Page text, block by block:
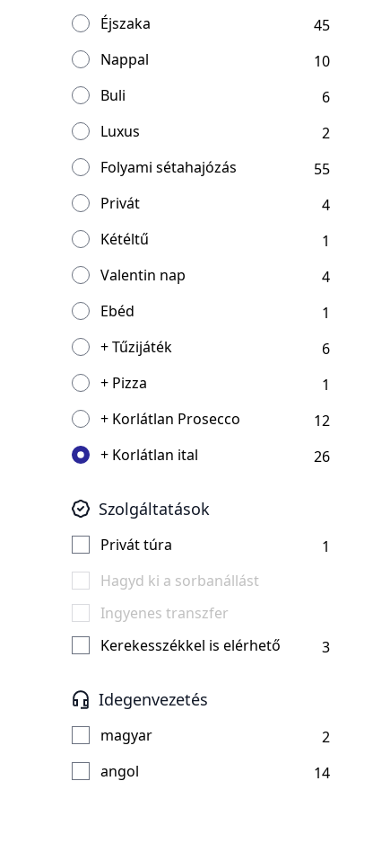
Éjszaka
45
Nappal
10
Buli
6
Luxus
2
Folyami sétahajózás
55
Privát
4
Kétéltű
1
Valentin nap
4
Ebéd
1
+ Tűzijáték
6
+ Pizza
1
+ Korlátlan Prosecco
12
+ Korlátlan ital
26
Szolgáltatások
Privát túra
1
Hagyd ki a sorbanállást
Ingyenes transzfer
Kerekesszékkel is elérhető
3
Idegenvezetés
magyar
2
angol
14